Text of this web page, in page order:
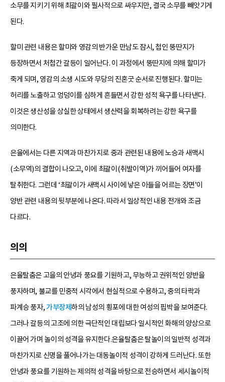
소무를 지키기 위해 최괄이와 필사적으로 싸우지만, 결국 소무를 빼앗기게
된다.
할미 관련 내용은 할미와 영감의 반가운 만남도 잠시, 첩인 뚱딴지가
등장하면서 처첩간 갈등이 일어난다. 이 과정에서 뚱딴지에 의해 할미가
죽게 되며, 영감의 소생 시도와 무당의 진혼굿 순서로 진행된다. 할미는
허리를 노출하고 엉덩이를 심하게 흔들면서 강한 성적 욕구를 나타낸다.
이것은 생산성을 상실한 상태에서 생산력을 회복하려는 강한 욕구를
의미한다.
은율에서는 다른 지역과 마찬가지로 중과 관련된 내용에 노승과 새맥시
(소무역)의 결합이 나오고, 이에 최괄이(취발이역)가 끼어들어 여자를
탈취한다. 그런데 ‘최괄이가 새맥시 사이에 낳은 아들을 어르는 장면’이
양반 관련 내용의 뒷부분에 나온다. 따라서 일상적인 내용 전개와 조금
다르다.
의의
은율탈춤은 고을의 안녕과 풍요를 기원하고, 무능하고 권위적인 양반을
풍자하며, 불교를 민중적 시각에서 현실적으로 수용하고, 중의 타락과
파계승 풍자,가부장제하의 남성의 횡포에 대한 여성의 핍박을 보여준다.
그러나 갈등의 고조에 의한 극단적인 대립보다 일시적인 화해의 양상으로
이끌어 가며 놀이의 성격을 유지한다.은율탈춤은 탈놀이의 일반적 성격과
마찬가지로 신명을 풀어나가는 대동놀이적 성격이 강하게 드러난다. 또한
안녕과 풍요를 기원하는 제의적 성격을 바탕으로 전승하면서 세시놀이적